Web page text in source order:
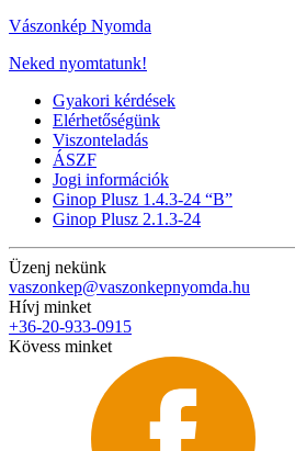
Vászonkép Nyomda
Neked nyomtatunk!
Gyakori kérdések
Elérhetőségünk
Viszonteladás
ÁSZF
Jogi információk
Ginop Plusz 1.4.3-24 “B”
Ginop Plusz 2.1.3-24
Üzenj nekünk
vaszonkep@vaszonkepnyomda.hu
Hívj minket
+36-20-933-0915
Kövess minket